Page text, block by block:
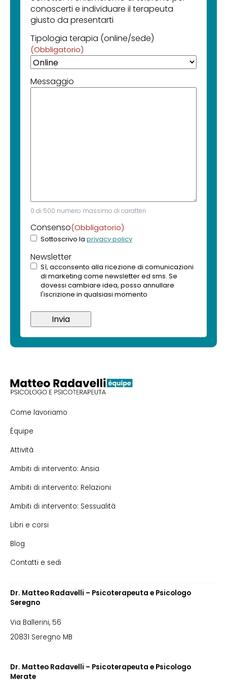
conoscerti e individuare il terapeuta
giusto da presentarti
Tipologia terapia (online/sede)
(Obbligatorio)
Messaggio
0 di 500 numero massimo di caratteri
Consenso(Obbligatorio)
Sottoscrivo la privacy policy
Newsletter
Sì, acconsento alla ricezione di comunicazioni
di marketing come newsletter ed sms. Se
dovessi cambiare idea, posso annullare
l'iscrizione in qualsiasi momento
Come lavoriamo
Équipe
Attività
Ambiti di intervento: Ansia
Ambiti di intervento: Relazioni
Ambiti di intervento: Sessualità
Libri e corsi
Blog
Contatti e sedi
Dr. Matteo Radavelli – Psicoterapeuta e Psicologo
Seregno
Via Ballerini, 56
20831 Seregno MB
Dr. Matteo Radavelli – Psicoterapeuta e Psicologo
Merate